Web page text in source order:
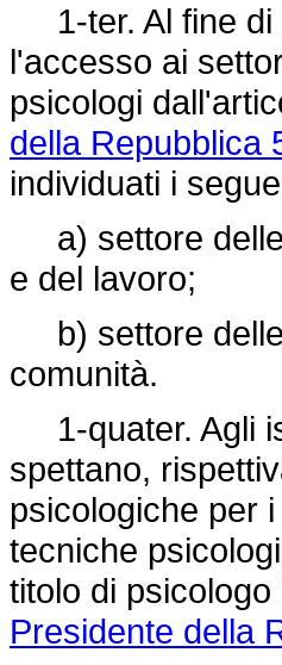
1-ter. Al fine di
l'accesso ai
psicologi
della Repubblica
individuati i
a) settore delle
e del lavoro;
b) settore delle
comunità.
1-quater. Agli
spettano,
psicologiche per
tecniche
titolo di
Presidente della